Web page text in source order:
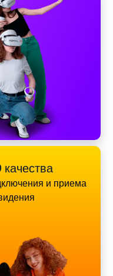
и приема